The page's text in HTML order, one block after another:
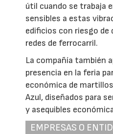
útil cuando se trabaja
sensibles a estas
edificios con riesgo de
redes de ferrocarril.
La compañía también
presencia en la feria
económica de
Azul, diseñados para
y asequibles
EMPRESAS O